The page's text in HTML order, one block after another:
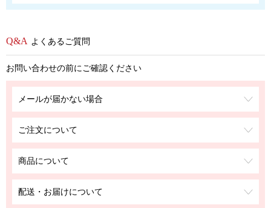
よくあるご質問
お問い合わせの前にご確認ください
メールが届かない場合
ご注文について
商品について
配送・お届けについて